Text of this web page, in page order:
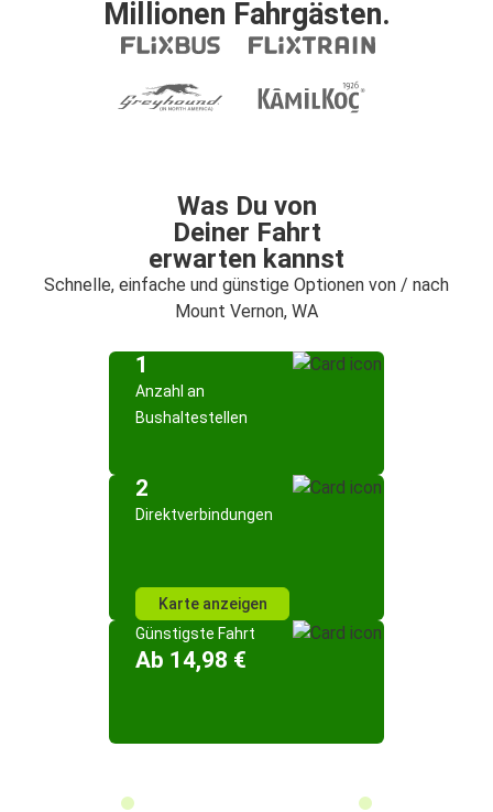
Millionen Fahrgästen.
Was Du von
Deiner Fahrt
erwarten kannst
Schnelle, einfache und günstige Optionen von / nach
Mount Vernon, WA
1
Anzahl an
Bushaltestellen
2
Direktverbindungen
Karte anzeigen
Günstigste Fahrt
Ab 14,98 €